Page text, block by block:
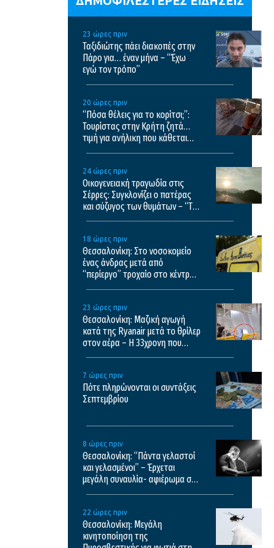
23 ώρες πριν
Ταξιδιώτης πάει διακοπές στην
Πάρο για… έναν μήνα – “Έχω
εγώ τον τρόπο”
20 ώρες πριν
“Πόσα θέλεις για το κορίτσι;”:
Τουρίστας στην Κρήτη ζητά…
τιμή για ανήλικη που κάθεται
24 ώρες πριν
Οικογενειακή τραγωδία στις
Σέρρες: Συγκλονίζει ο πατέρας
και σύζυγος των θυμάτων – “Τα
18 ώρες πριν
Θεσσαλονίκη: Στο νοσοκομείο
ένας άνδρας μετά από
“περίεργο” τροχαίο στο κέντρο
23 ώρες πριν
Θεσσαλονίκη: Μαζική αγωγή
κατά της Ryanair μετά το θρίλερ
στον αέρα – Η 33χρονη που
7 ώρες πριν
Πότε πληρώνονται οι συντάξεις
Σεπτεμβρίου
8 ώρες πριν
Θεσσαλονίκη: “Πάντα γελαστοί
και γελασμένοι” – Έρχεται
μεγάλη συναυλία- αφιέρωμα στο
22 ώρες πριν
Θεσσαλονίκη: Μεγάλη
κινητοποίηση της